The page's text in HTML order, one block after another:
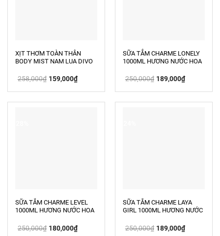
XỊT THƠM TOÀN THÂN
BODY MIST NAM LUA DIVO
258,000₫ Giá
gốc
159,000₫Giá
hiện
159,000₫.
SỮA TẮM CHARME LONELY
1000ML HƯƠNG NƯỚC HOA
250,000₫ Giá
gốc
189,000₫Giá
hiện
189,000₫.
SỮA TẮM CHARME LEVEL
1000ML HƯƠNG NƯỚC HOA
250,000₫ Giá
gốc
180,000₫Giá
hiện
SỮA TẮM CHARME LAYA
GIRL 1000ML HƯƠNG NƯỚC
250,000₫ Giá
gốc
189,000₫Giá
hiện